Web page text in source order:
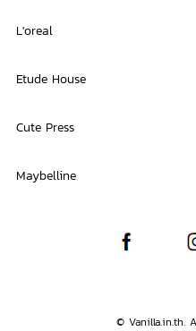
L'oreal
Etude House
Cute Press
Maybelline
© Vanilla.in.th.